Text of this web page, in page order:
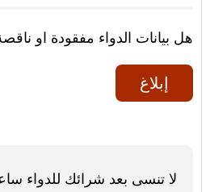
هل بيانات الدواء مفقودة او
إبلاغ
لا تنسى بعد شرائك للدواء